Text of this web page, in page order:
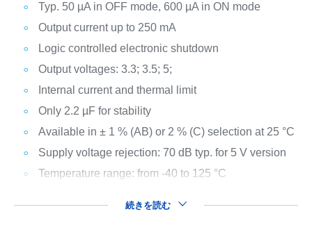
Typ. 50 µA in OFF mode, 600 µA in ON mode
Output current up to 250 mA
Logic controlled electronic shutdown
Output voltages: 3.3; 3.5; 5;
Internal current and thermal limit
Only 2.2 µF for stability
Available in ± 1 % (AB) or 2 % (C) selection at 25 °C
Supply voltage rejection: 70 dB typ. for 5 V version
Temperature range: from -40 to 125 °C
続きを読む